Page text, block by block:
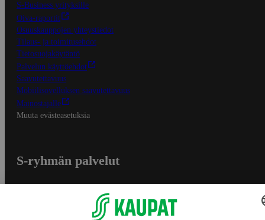
S-Business yrityksille
Oiva-raportit
Osuuskauppojen yhteystiedot
Tilaus- ja toimitusehdot
Tietosuojakäytäntö
Palvelun käyttöehdot
Saavutettavuus
Mobiilisovelluksen saavutettavuus
Mainostajalle
Muuta evästeasetuksia
S-ryhmän palvelut